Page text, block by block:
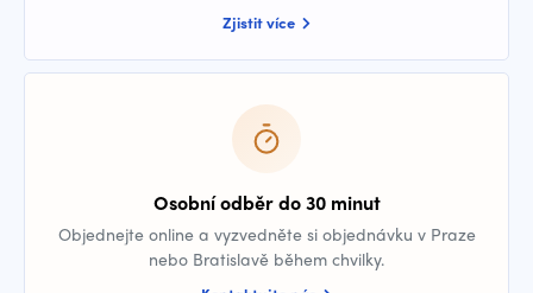
Zjistit více
Osobní odběr do 30 minut
Objednejte online a vyzvedněte si objednávku v Praze
nebo Bratislavě během chvilky.